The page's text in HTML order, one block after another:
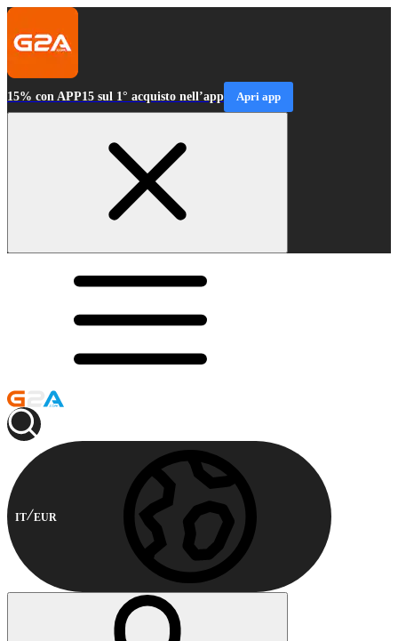
15% con APP15 sul 1° acquisto nell’app Apri app
IT EUR